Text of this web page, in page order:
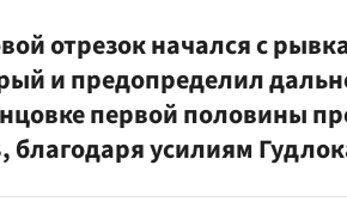
отрезок начался с
и предопределил
первой половины
благодаря усилиям